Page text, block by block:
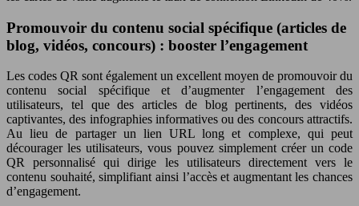
Promouvoir du contenu social spécifique (articles de
blog, vidéos, concours) : booster l’engagement
Les codes QR sont également un excellent moyen de promouvoir du
contenu social spécifique et d’augmenter l’engagement des
utilisateurs, tel que des articles de blog pertinents, des vidéos
captivantes, des infographies informatives ou des concours attractifs.
Au lieu de partager un lien URL long et complexe, qui peut
décourager les utilisateurs, vous pouvez simplement créer un code
QR personnalisé qui dirige les utilisateurs directement vers le
contenu souhaité, simplifiant ainsi l’accès et augmentant les chances
d’engagement.